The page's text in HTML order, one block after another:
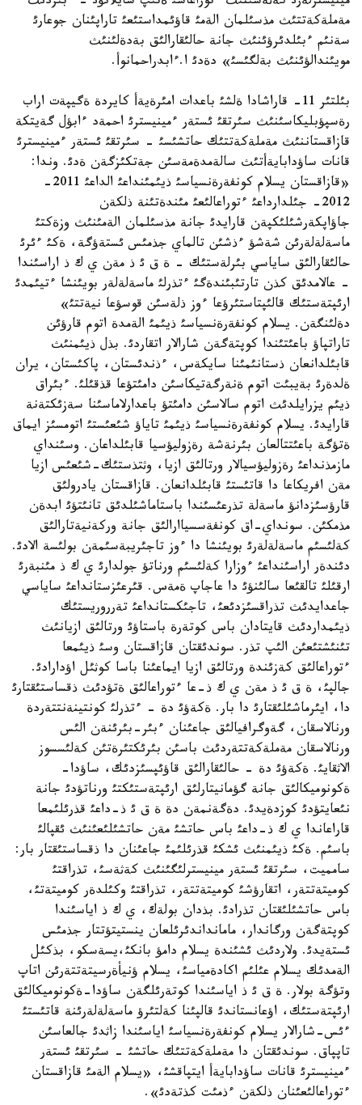
مةملةكةتتئث مذسئلمان الةمئ قاؤئمداستئعئ تاراپئنان جوعارئ
سةنئم ءبئلدئرؤئنئث جانة حالئقارالئق بةدةلئنئث
مويئندالؤئنئث بةلگئسئ» دةدئ ا.ءابدراحمانوأ.
بئلتئر 11- قاراشادا ةلشئ باعدات امئرةيةأ كايردة ةگيپةت اراب
رةسپؤبليكاسئنئث سئرتقئ ئستةر ءمينيسترئ احمةد ءابؤل گةيتكة
قازاقستاننئث مةملةكةتتئك حاتشئسئ - سئرتقئ ئستةر ءمينيسترئ
قانات ساؤدابايةأتئث سالةمدةمةسئن جةتكئزگةن ةدئ. وندا:
«قازاقستان يسلام كونفةرةنسياسئ ذيئمئنداعئ الداعئ 2011-
2012- جئلدارداعئ ءتوراعالئعئ مئندةتئنة ذلكةن
جاؤاپكةرشئلئكپةن قارايدئ جانة مذسئلمان الةمئنئث وزةكتئ
ماسةلةلةرئن شةشؤ ءذشئن تالماي جذمئس ئستةؤگة، ةكئ ءئرئ
حالئقارالئق ساياسي بئرلةستئك - ة ق ئ ذ مةن ي ك ذ اراسئندا
- عالامدئق كذن تارتئبئندةگئ ءتذرلئ ماسةلةلةر بويئنشا ءتيئمدئ
ارئپتةستئك قالئپتاستئرؤعا ءوز ذلةسئن قوسؤعا نيةتتئ»
دةلئنگةن. يسلام كونفةرةنسياسئ ذيئمئ الةمدة اتوم قارؤئن
تاراتپاؤ باعئتئندا كوپتةگةن شارالار اتقاردئ. بذل ذيئمنئث
قابئلدانعان ذستانئمئنا سايكةس، ءذندئستان، پاكئستان، يران
ةلدةرئ بةيبئت اتوم ةنةرگةتيكاسئن دامئتؤعا قذقئلئ. ءبئراق
ذيئم يزرايلدئث اتوم سالاسئن دامئتؤ باعدارلاماسئنا سةزئكتةنة
قارايدئ. يسلام كونفةرةنسياسئ ذيئمئ تاياؤ شئعئستئ اتومسئز ايماق
ةتؤگة باعئتتالعان بئرنةشة رةزوليؤسيا قابئلداعان. وسئنداي
مازمذنداعئ رةزوليؤسيالار ورتالئق ازيا، وثتذستئك-شئعئس ازيا
مةن افريكاعا دا قاتئستئ قابئلدانعان. قازاقستان يادرولئق
قارؤسئزدانؤ ماسةلة تذرعئسئندا باستاماشئلدئق تانئتؤئ ابدةن
مذمكئن. سونداي-اق كونفةسسياارالئق جانة وركةنيةتارالئق
كةلئسئم ماسةلةلةرئ بويئنشا دا ءوز تاجئريبةسئمةن بولئسة الادئ.
دئندةر اراسئنداعئ ءوزارا كةلئسئم ورناتؤ جولدارئ ي ك ذ مئنبةرئ
ارقئلئ تالقئعا سالئنؤئ دا عاجاپ ةمةس. قئرعئزستانداعئ ساياسي
جاعدايدئث تذراقسئزدئعئ، تاجئكستانداعئ تةرروريستئك
ذيئمداردئث قايتادان باس كوتةرة باستاؤئ ورتالئق ازيانئث
تئنئشتئعئن الئپ تذر. سوندئقتان قازاقستان وسئ ذيئمعا
ءتوراعالئق كةزئندة ورتالئق ازيا ايماعئنا باسا كوثئل اؤدارادئ.
جالپئ، ة ق ئ ذ مةن ي ك ذ-عا ءتوراعالئق ةتؤدئث ذقساستئقتارئ
دا، ايئرماشئلئقتارئ دا بار. ةكةؤئ دة - ءتذرلئ كونتينةنتتةردة
ورنالاسقان، گةوگرافيالئق جاعئنان ءبئر-بئرئنةن الئس
ورنالاسقان مةملةكةتتةردئث باسئن بئرئكتئرةتئن كةلئسسوز
الاثقايئ. ةكةؤئ دة - حالئقارالئق قاؤئپسئزدئك، ساؤدا-
ةكونوميكالئق جانة گؤمانيتارلئق ارئپتةستئكتئ ورناتؤدئ جانة
نئعايتؤدئ كوزدةيدئ. دةگةنمةن دة ة ق ئ ذ-داعئ قذرئلئمعا
قاراعاندا ي ك ذ-داعئ باس حاتشئ مةن حاتشئلئعئنئث ئقپالئ
باسئم. ةكئ ذيئمنئث ئشكئ قذرئلئمئ جاعئنان دا ذقساستئقتار بار:
سامميت، سئرتقئ ئستةر مينيسترلئگئنئث كةثةسئ، تذراقتئ
كوميتةتتةر، اتقارؤشئ كوميتةتتةر، تذراقتئ وكئلدةر كوميتةتئ،
باس حاتشئلئقتان تذرادئ. بذدان بولةك، ي ك ذ اياسئندا
كوپتةگةن ورگاندار، مامانداندئرئلعان ينستيتؤتتار جذمئس
ئستةيدئ. ولاردئث ئشئندة يسلام دامؤ بانكئ،يسةسكو، بذكئل
الةمدئك يسلام عئلئم اكادةمياسئ، يسلام ؤنيأةرسيتةتتةرئن اتاپ
وتؤگة بولار. ة ق ئ ذ اياسئندا كوتةرئلگةن ساؤدا-ةكونوميكالئق
ارئپتةستئك، اؤعانستاندئ قالپئنا كةلتئرؤ ماسةلةلةرئنة قاتئستئ
ءئس-شارالار يسلام كونفةرةنسياسئ اياسئندا زاثدئ جالعاسئن
تاپپاق. سوندئقتان دا مةملةكةتتئك حاتشئ - سئرتقئ ئستةر
ءمينيسترئ قانات ساؤدابايةأ ايتپاقشئ، «يسلام الةمئ قازاقستان
ءتوراعالئعئنان ذلكةن ءذمئت كذتةدئ».